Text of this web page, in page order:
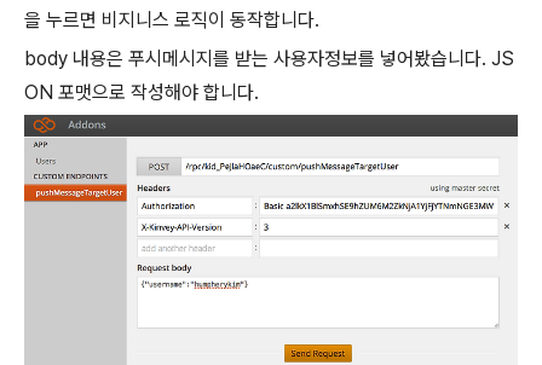
을 누르면 비지니스 로직이 동작합니다.
body 내용은 푸시메시지를 받는 사용자정보를 넣어봤습니다. JS
ON 포맷으로 작성해야 합니다.